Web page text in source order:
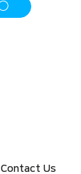
Contact Us